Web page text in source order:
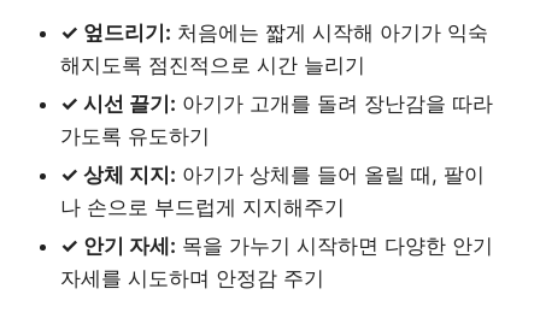
✓ 엎드리기: 처음에는 짧게 시작해 아기가 익숙
해지도록 점진적으로 시간 늘리기
✓ 시선 끌기: 아기가 고개를 돌려 장난감을 따라
가도록 유도하기
✓ 상체 지지: 아기가 상체를 들어 올릴 때, 팔이
나 손으로 부드럽게 지지해주기
✓ 안기 자세: 목을 가누기 시작하면 다양한 안기
자세를 시도하며 안정감 주기